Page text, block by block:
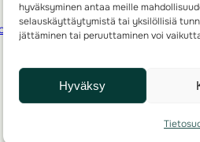
hyväksyminen antaa meille
selauskäyttäytymistä tai yksilöllisiä
jättäminen tai peruuttaminen voi
Hyväksy